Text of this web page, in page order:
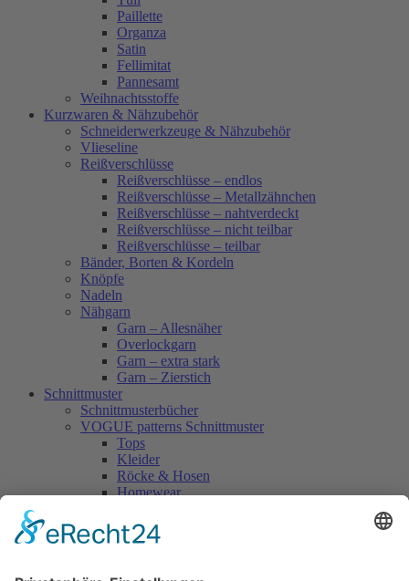
Paillette
Organza
Satin
Fellimitat
Pannesamt
Weihnachtsstoffe
Kurzwaren & Nähzubehör
Schneiderwerkzeuge & Nähzubehör
Vlieseline
Reißverschlüsse
Reißverschlüsse – endlos
Reißverschlüsse – Metallzähnchen
Reißverschlüsse – nahtverdeckt
Reißverschlüsse – nicht teilbar
Reißverschlüsse – teilbar
Bänder, Borten & Kordeln
Knöpfe
Nadeln
Nähgarn
Garn – Allesnäher
Overlockgarn
Garn – extra stark
Garn – Zierstich
Schnittmuster
Schnittmusterbücher
VOGUE patterns Schnittmuster
Tops
Kleider
Röcke & Hosen
Homewear
Vogue Vintage
Herren
Accessoires